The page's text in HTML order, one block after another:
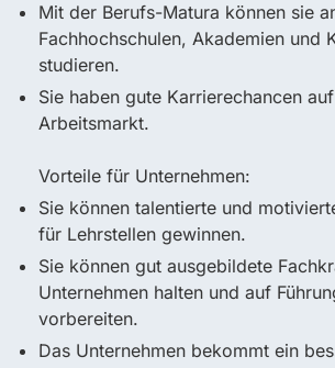
Mit der Berufs-Matura können sie
Fachhochschulen, Akademien und
studieren.
Sie haben gute Karrierechancen
Arbeitsmarkt.
Vorteile für Unternehmen:
Sie können talentierte und
für Lehrstellen gewinnen.
Sie können gut ausgebildete
Unternehmen halten und auf
vorbereiten.
Das Unternehmen bekommt ein